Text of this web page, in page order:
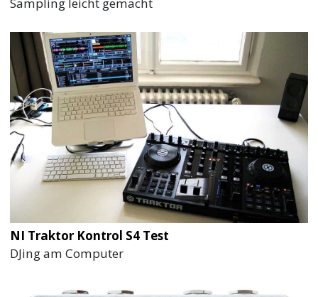
NI Traktor Kontrol S4 Test
DJing am Computer